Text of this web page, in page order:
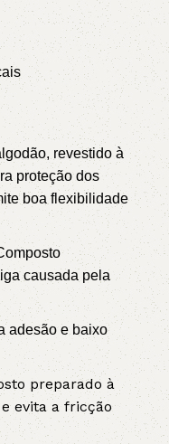
revestido à
proteção dos
boa flexibilidade
causada pela
adesão e baixo
preparado à
evita a fricção